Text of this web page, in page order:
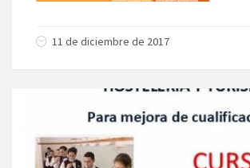
11 de diciembre de 2017